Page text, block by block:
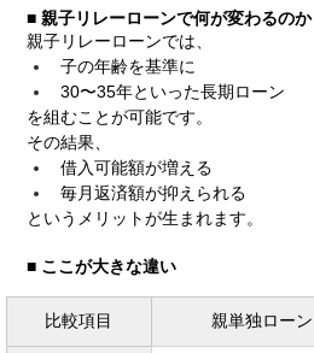
■ 親子リレーローンで何が変わるのか
親子リレーローンでは、
子の年齢を基準に
30〜35年といった長期ローン
を組むことが可能です。
その結果、
借入可能額が増える
毎月返済額が抑えられる
というメリットが生まれます。
■ ここが大きな違い
比較項目 親単独ローン